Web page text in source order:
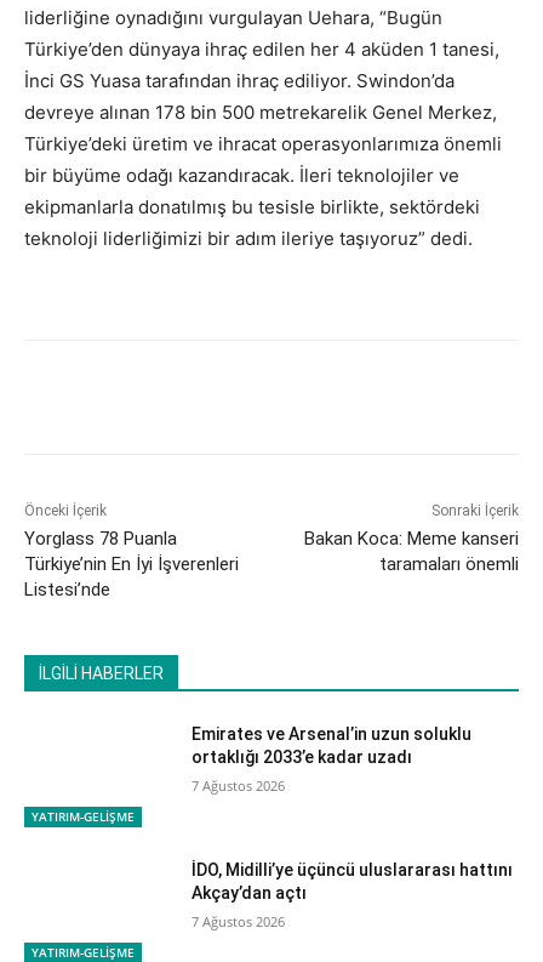
liderliğine oynadığını vurgulayan Uehara, “Bugün
Türkiye’den dünyaya ihraç edilen her 4 aküden 1 tanesi,
İnci GS Yuasa tarafından ihraç ediliyor. Swindon’da
devreye alınan 178 bin 500 metrekarelik Genel Merkez,
Türkiye’deki üretim ve ihracat operasyonlarımıza önemli
bir büyüme odağı kazandıracak. İleri teknolojiler ve
ekipmanlarla donatılmış bu tesisle birlikte, sektördeki
teknoloji liderliğimizi bir adım ileriye taşıyoruz” dedi.
Önceki İçerik
Yorglass 78 Puanla
Türkiye’nin En İyi İşverenleri
Listesi’nde
Sonraki İçerik
Bakan Koca: Meme kanseri
taramaları önemli
İLGİLİ HABERLER
YATIRIM-GELİŞME
Emirates ve Arsenal’in uzun soluklu
ortaklığı 2033’e kadar uzadı
7 Ağustos 2026
YATIRIM-GELİŞME
İDO, Midilli’ye üçüncü uluslararası hattını
Akçay’dan açtı
7 Ağustos 2026